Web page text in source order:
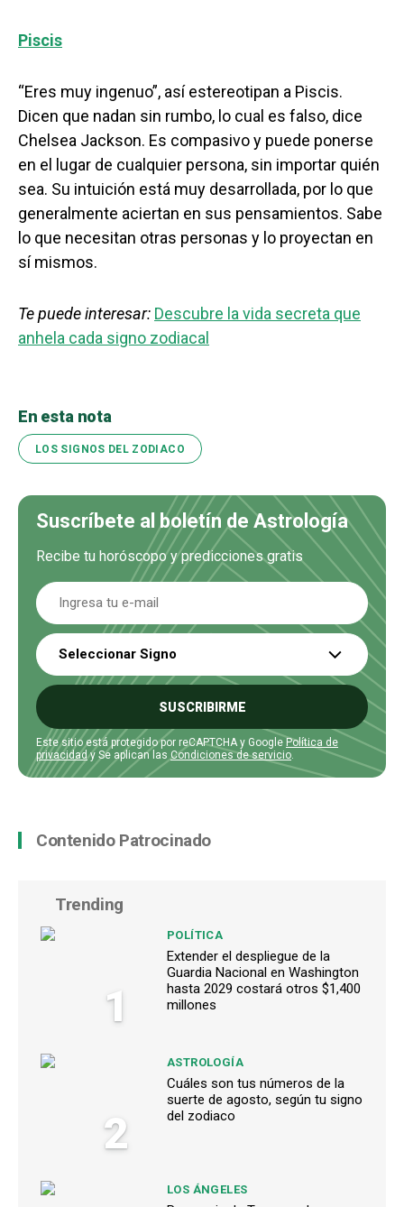
Piscis
“Eres muy ingenuo”, así estereotipan a Piscis.
Dicen que nadan sin rumbo, lo cual es falso, dice
Chelsea Jackson. Es compasivo y puede ponerse
en el lugar de cualquier persona, sin importar quién
sea. Su intuición está muy desarrollada, por lo que
generalmente aciertan en sus pensamientos. Sabe
lo que necesitan otras personas y lo proyectan en
sí mismos.
Te puede interesar: Descubre la vida secreta que
anhela cada signo zodiacal
En esta nota
LOS SIGNOS DEL ZODIACO
Suscríbete al boletín de Astrología
Recibe tu horóscopo y predicciones gratis
Seleccionar Signo
SUSCRIBIRME
Este sitio está protegido por reCAPTCHA y Google Política de
privacidady Se aplican las Condiciones de servicio.
Contenido Patrocinado
Trending
1
POLÍTICA
Extender el despliegue de la
Guardia Nacional en Washington
hasta 2029 costará otros $1,400
millones
2
ASTROLOGÍA
Cuáles son tus números de la
suerte de agosto, según tu signo
del zodiaco
LOS ÁNGELES